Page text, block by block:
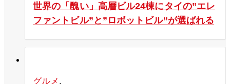
世界の「醜い」高層ビル24棟にタイの”エレ
ファントビル”と”ロボットビル”が選ばれる
グルメ ,